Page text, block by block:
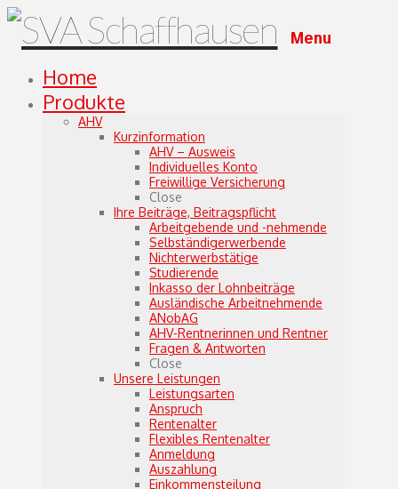
Menu
Home
Produkte
AHV
Kurzinformation
AHV – Ausweis
Individuelles Konto
Freiwillige Versicherung
Close
Ihre Beiträge, Beitragspflicht
Arbeitgebende und -nehmende
Selbständigerwerbende
Nichterwerbstätige
Studierende
Inkasso der Lohnbeiträge
Ausländische Arbeitnehmende
ANobAG
AHV-Rentnerinnen und Rentner
Fragen & Antworten
Close
Unsere Leistungen
Leistungsarten
Anspruch
Rentenalter
Flexibles Rentenalter
Anmeldung
Auszahlung
Einkommensteilung